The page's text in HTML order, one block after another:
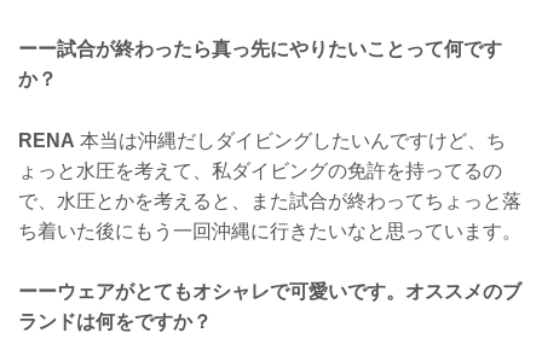
ーー試合が終わったら真っ先にやりたいことって何です
か？
RENA 本当は沖縄だしダイビングしたいんですけど、ち
ょっと水圧を考えて、私ダイビングの免許を持ってるの
で、水圧とかを考えると、また試合が終わってちょっと落
ち着いた後にもう一回沖縄に行きたいなと思っています。
ーーウェアがとてもオシャレで可愛いです。オススメのブ
ランドは何をですか？